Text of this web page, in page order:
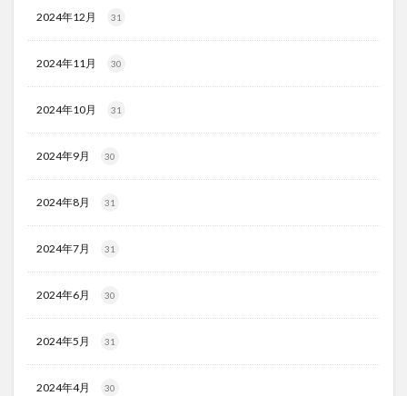
2024年12月 31
2024年11月 30
2024年10月 31
2024年9月 30
2024年8月 31
2024年7月 31
2024年6月 30
2024年5月 31
2024年4月 30